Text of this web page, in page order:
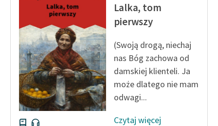
Lalka, tom
pierwszy
(Swoją drogą, niechaj
nas Bóg zachowa od
damskiej klienteli. Ja
może dlatego nie mam
odwagi...
Czytaj więcej